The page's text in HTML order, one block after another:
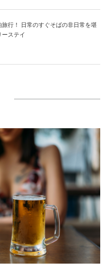
行！ 日常のすぐそばの非日常を堪
ステイ